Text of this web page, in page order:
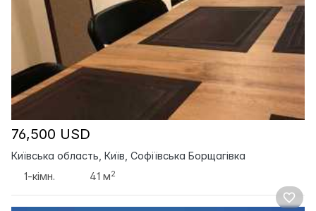
76,500 USD
Київська область, Київ, Софіївська Борщагівка
1-кімн.
41 м2